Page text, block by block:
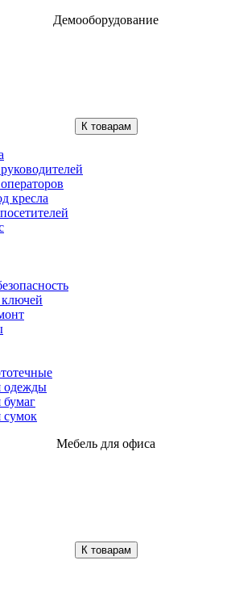
Демооборудование
К товарам
кресла
Мебель для офиса
К товарам